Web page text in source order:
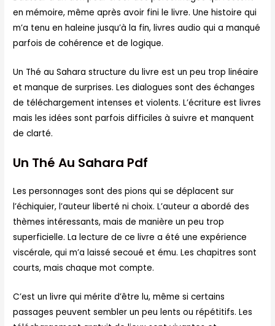
en mémoire, même après avoir fini le livre. Une histoire qui
m’a tenu en haleine jusqu’à la fin, livres audio qui a manqué
parfois de cohérence et de logique.
Un Thé au Sahara structure du livre est un peu trop linéaire
et manque de surprises. Les dialogues sont des échanges
de téléchargement intenses et violents. L’écriture est livres
mais les idées sont parfois difficiles à suivre et manquent
de clarté.
Un Thé Au Sahara Pdf
Les personnages sont des pions qui se déplacent sur
l’échiquier, l’auteur liberté ni choix. L’auteur a abordé des
thèmes intéressants, mais de manière un peu trop
superficielle. La lecture de ce livre a été une expérience
viscérale, qui m’a laissé secoué et ému. Les chapitres sont
courts, mais chaque mot compte.
C’est un livre qui mérite d’être lu, même si certains
passages peuvent sembler un peu lents ou répétitifs. Les